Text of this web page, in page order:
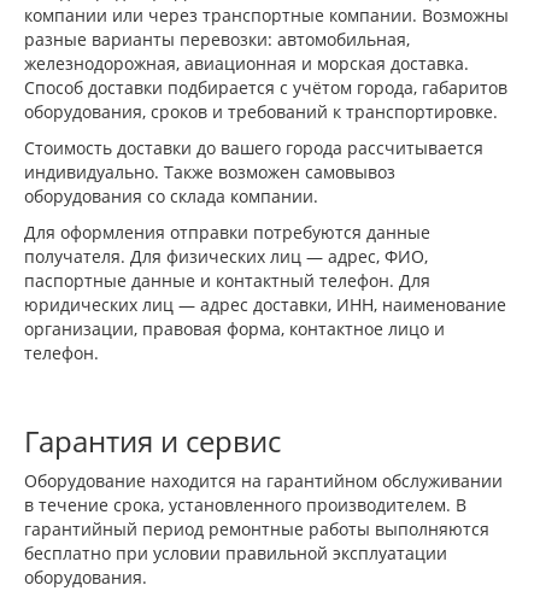
компании или через транспортные компании. Возможны
разные варианты перевозки: автомобильная,
железнодорожная, авиационная и морская доставка.
Способ доставки подбирается с учётом города, габаритов
оборудования, сроков и требований к транспортировке.
Стоимость доставки до вашего города рассчитывается
индивидуально. Также возможен самовывоз
оборудования со склада компании.
Для оформления отправки потребуются данные
получателя. Для физических лиц — адрес, ФИО,
паспортные данные и контактный телефон. Для
юридических лиц — адрес доставки, ИНН, наименование
организации, правовая форма, контактное лицо и
телефон.
Гарантия и сервис
Оборудование находится на гарантийном обслуживании
в течение срока, установленного производителем. В
гарантийный период ремонтные работы выполняются
бесплатно при условии правильной эксплуатации
оборудования.